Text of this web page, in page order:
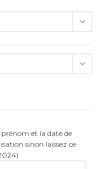
et la date de
sinon laissez ce